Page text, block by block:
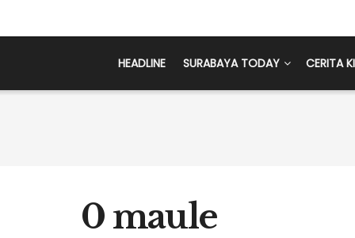
HEADLINE SURABAYA TODAY CERITA
0 maule